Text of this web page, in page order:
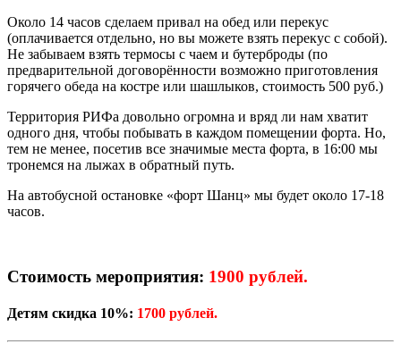
Около 14 часов сделаем привал на обед или перекус
(оплачивается отдельно, но вы можете взять перекус с собой).
Не забываем взять термосы с чаем и бутерброды (по
предварительной договорённости возможно приготовления
горячего обеда на костре или шашлыков, стоимость 500 руб.)
Территория РИФа довольно огромна и вряд ли нам хватит
одного дня, чтобы побывать в каждом помещении форта. Но,
тем не менее, посетив все значимые места форта, в 16:00 мы
тронемся на лыжах в обратный путь.
На автобусной остановке «форт Шанц» мы будет около 17-18
часов.
Стоимость мероприятия: 1900 рублей.
Детям скидка 10%: 1700 рублей.